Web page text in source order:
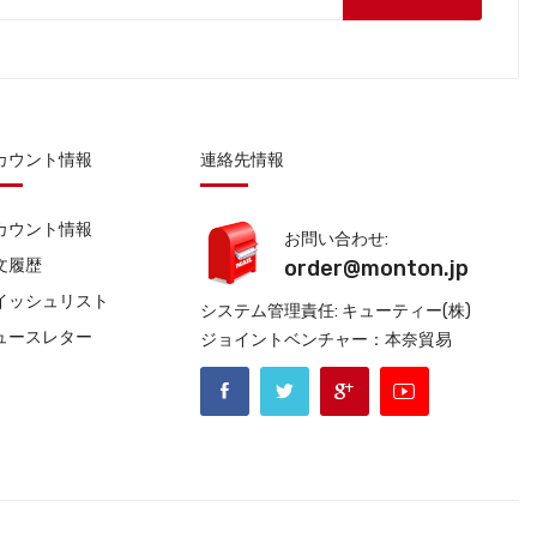
ウント情報
ウント情報
履歴
ッシュリスト
ースレター
連絡先情報
お問い合わせ:
order@monton.jp
システム管理責任: キューティー(株)
ジョイントベンチャー：本奈貿易